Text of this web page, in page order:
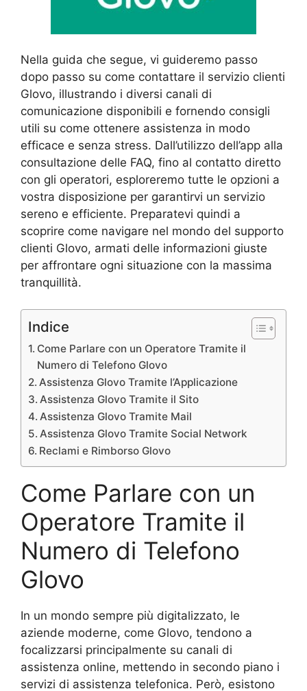
Nella guida che segue, vi guideremo passo
dopo passo su come contattare il servizio clienti
Glovo, illustrando i diversi canali di
comunicazione disponibili e fornendo consigli
utili su come ottenere assistenza in modo
efficace e senza stress. Dall’utilizzo dell’app alla
consultazione delle FAQ, fino al contatto diretto
con gli operatori, esploreremo tutte le opzioni a
vostra disposizione per garantirvi un servizio
sereno e efficiente. Preparatevi quindi a
scoprire come navigare nel mondo del supporto
clienti Glovo, armati delle informazioni giuste
per affrontare ogni situazione con la massima
tranquillità.
Indice
Come Parlare con un Operatore Tramite il
Numero di Telefono Glovo
Assistenza Glovo Tramite l’Applicazione
Assistenza Glovo Tramite il Sito
Assistenza Glovo Tramite Mail
Assistenza Glovo Tramite Social Network
Reclami e Rimborso Glovo
Come Parlare con un
Operatore Tramite il
Numero di Telefono
Glovo
In un mondo sempre più digitalizzato, le
aziende moderne, come Glovo, tendono a
focalizzarsi principalmente su canali di
assistenza online, mettendo in secondo piano i
servizi di assistenza telefonica. Però, esistono